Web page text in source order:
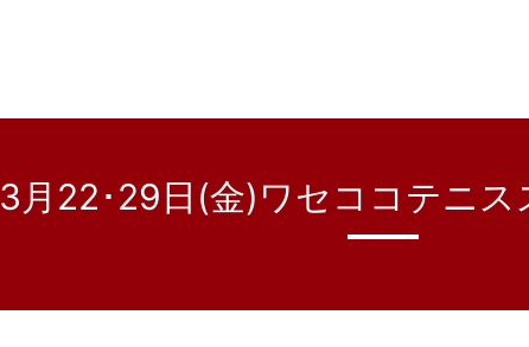
3月22･29日(金)ワセココテニス